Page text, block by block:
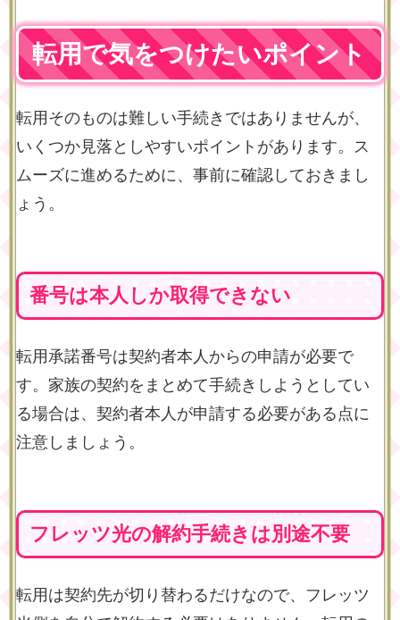
転用で気をつけたいポイント
転用そのものは難しい手続きではありませんが、
いくつか見落としやすいポイントがあります。ス
ムーズに進めるために、事前に確認しておきまし
ょう。
番号は本人しか取得できない
転用承諾番号は契約者本人からの申請が必要で
す。家族の契約をまとめて手続きしようとしてい
る場合は、契約者本人が申請する必要がある点に
注意しましょう。
フレッツ光の解約手続きは別途不要
転用は契約先が切り替わるだけなので、フレッツ